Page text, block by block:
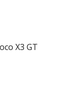
X3 GT